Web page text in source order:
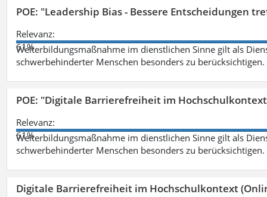
POE: "Leadership Bias - Bessere Entscheidungen
Relevanz:
61%
Weiterbildungsmaßnahme im dienstlichen Sinne gilt als
schwerbehinderter Menschen besonders zu berücksichtigen.
POE: "Digitale Barrierefreiheit im
Relevanz:
61%
Weiterbildungsmaßnahme im dienstlichen Sinne gilt als
schwerbehinderter Menschen besonders zu berücksichtigen.
Digitale Barrierefreiheit im Hochschulkontext